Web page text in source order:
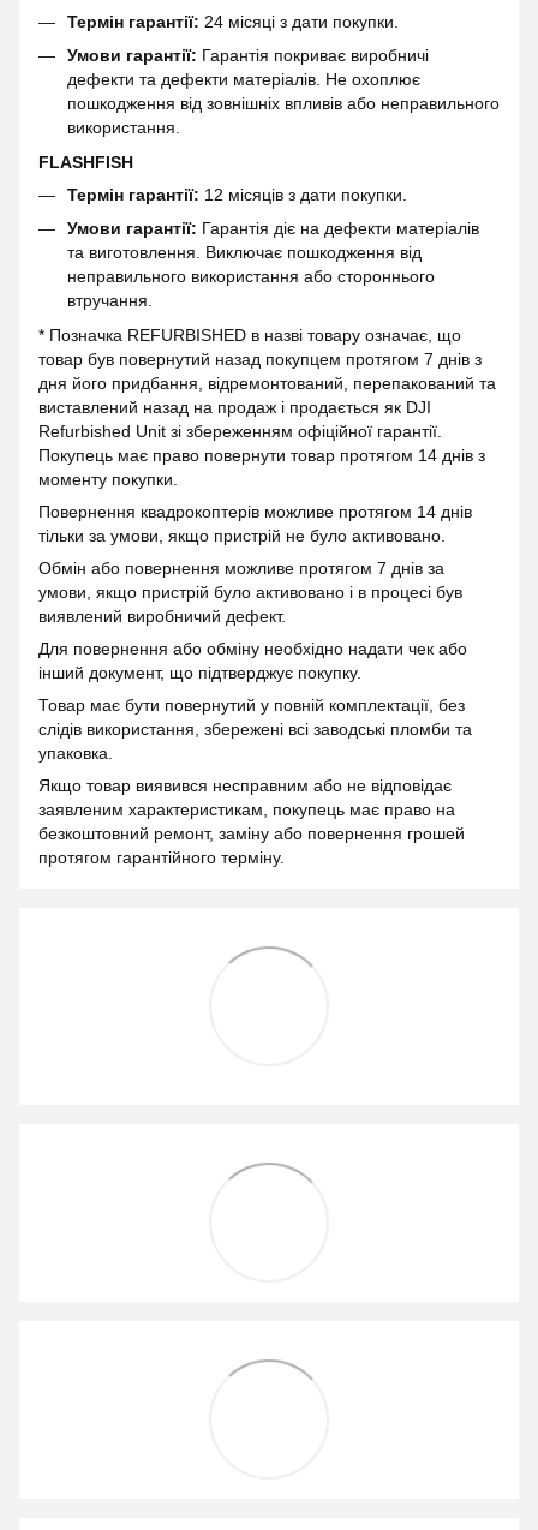
Термін гарантії: 24 місяці з дати покупки.
Умови гарантії: Гарантія покриває виробничі
дефекти та дефекти матеріалів. Не охоплює
пошкодження від зовнішніх впливів або неправильного
використання.
FLASHFISH
Термін гарантії: 12 місяців з дати покупки.
Умови гарантії: Гарантія діє на дефекти матеріалів
та виготовлення. Виключає пошкодження від
неправильного використання або стороннього
втручання.
* Позначка REFURBISHED в назві товару означає, що
товар був повернутий назад покупцем протягом 7 днів з
дня його придбання, відремонтований, перепакований та
виставлений назад на продаж і продається як DJI
Refurbished Unit зі збереженням офіційної гарантії.
Покупець має право повернути товар протягом 14 днів з
моменту покупки.
Повернення квадрокоптерів можливе протягом 14 днів
тільки за умови, якщо пристрій не було активовано.
Обмін або повернення можливе протягом 7 днів за
умови, якщо пристрій було активовано і в процесі був
виявлений виробничий дефект.
Для повернення або обміну необхідно надати чек або
інший документ, що підтверджує покупку.
Товар має бути повернутий у повній комплектації, без
слідів використання, збережені всі заводські пломби та
упаковка.
Якщо товар виявився несправним або не відповідає
заявленим характеристикам, покупець має право на
безкоштовний ремонт, заміну або повернення грошей
протягом гарантійного терміну.